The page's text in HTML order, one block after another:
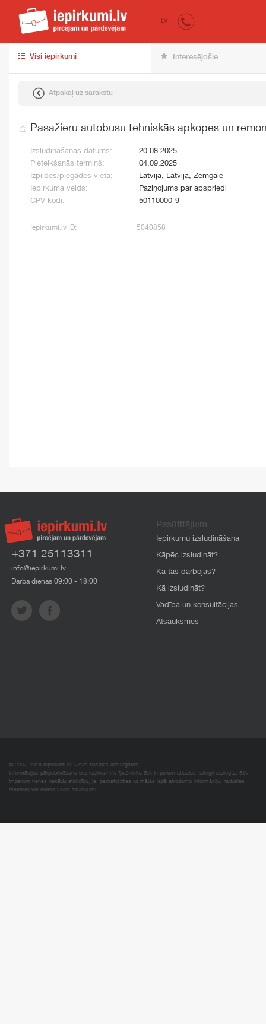
iepirkumi.lv
LV
Visi iepirkumi Interesējošie
Atpakaļ uz sarakstu
Pasažieru autobusu tehniskās apkopes un
Izsludināšanas datums:
20.08.2025
Pieteikšanās termiņš:
04.09.2025
Izpildes/piegādes vieta:
Latvija, Latvija, Zemgale
Iepirkuma veids:
Paziņojums par apspriedi
CPV kodi:
50110000-9
Iepirkumi.lv ID: 5040858
+371 25113311
info@iepirkumi.lv
Darba dienās 09:00 - 18:00
Pasūtītājiem
Iepirkumu izsludināšana
Kāpēc izsludināt?
Kā tas darbojas?
Kā izsludināt?
Vadība un konsultācijas
Atsauksmes
© 2007–2018 Iepirkumi.lv. Visas tiesības aizsargātas.
Informācijas pārpublicēšana bez iepirkumi.lv īpašnieka SIA Imperum atļaujas, stingri aizliegta. SIA
Imperum nenes nekādu atbildību, ja, pamatojoties uz mājas lapā atrodamo informāciju, radušies
materiāli vai citāda veida zaudējumi.